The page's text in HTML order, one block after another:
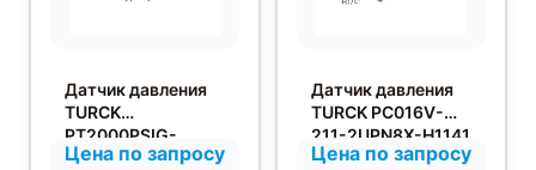
Датчик давления
TURCK
PT2000PSIG-
2014-I2-H1143/X
Цена по запросу
Датчик давления
TURCK PC016V-
211-2UPN8X-H1141
Цена по запросу